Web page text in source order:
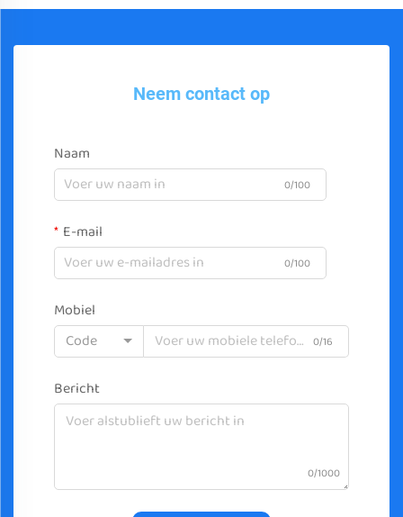
Neem contact op
Naam
0/100
E-mail
0/100
Mobiel
Code
0/16
Bericht
0/1000